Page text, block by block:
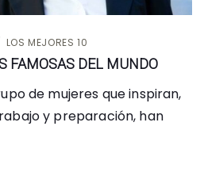
LOS MEJORES 10
FAMOSAS DEL MUNDO
de mujeres que inspiran,
y preparación, han